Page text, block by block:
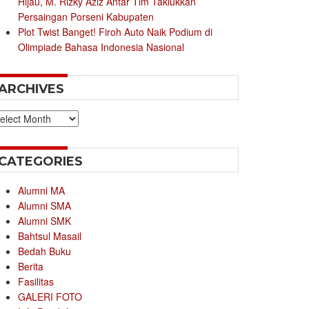
Persaingan Porseni Kabupaten
Plot Twist Banget! Firoh Auto Naik Podium di
Olimpiade Bahasa Indonesia Nasional
Alumni MA
Alumni SMA
Alumni SMK
Bahtsul Masail
Bedah Buku
Berita
Fasilitas
GALERI FOTO